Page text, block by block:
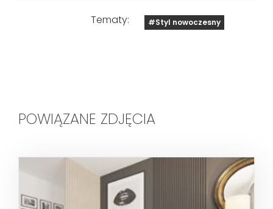
Tematy: #Styl nowoczesny
POWIĄZANE ZDJĘCIA